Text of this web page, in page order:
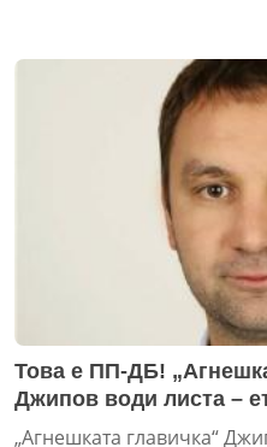
Това е ПП-ДБ!
Джипов води листа –
„Агнешката главичка“